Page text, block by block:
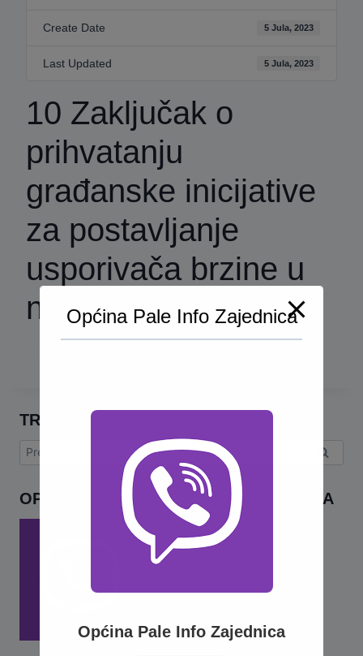
Create Date 5 Jula, 2023
Last Updated 5 Jula, 2023
10 Zaključak o
prihvatanju
građanske inicijative
za postavljanje
usporivača brzine u
naselju Turkovići
TRAŽI
Pretraga:
OPĆINA PALE INFO – VIBER ZAJEDNICA
Općina Pale Info Zajednica
Općina Pale Info Zajednica